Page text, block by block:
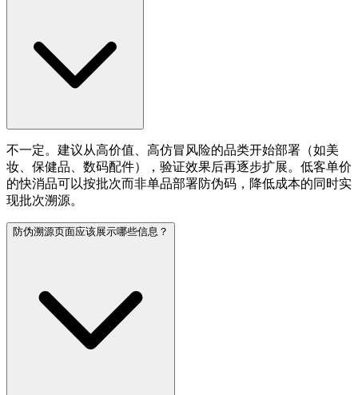
不一定。建议从高价值、高仿冒风险的品类开始部署（如美
妆、保健品、数码配件），验证效果后再逐步扩展。低客单价
的快消品可以按批次而非单品部署防伪码，降低成本的同时实
现批次溯源。
防伪溯源页面应该展示哪些信息？